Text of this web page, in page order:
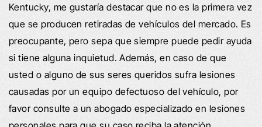
Kentucky, me gustaría destacar que no es la primera vez
que se producen retiradas de vehículos del mercado. Es
preocupante, pero sepa que siempre puede pedir ayuda
si tiene alguna inquietud. Además, en caso de que
usted o alguno de sus seres queridos sufra lesiones
causadas por un equipo defectuoso del vehículo, por
favor consulte a un abogado especializado en lesiones